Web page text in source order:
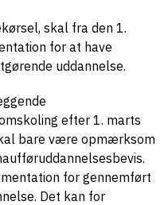
skal fra den 1.
for at have
uddannelse.
efter 1. marts
bare være opmærksom
for gennemført
Det kan for